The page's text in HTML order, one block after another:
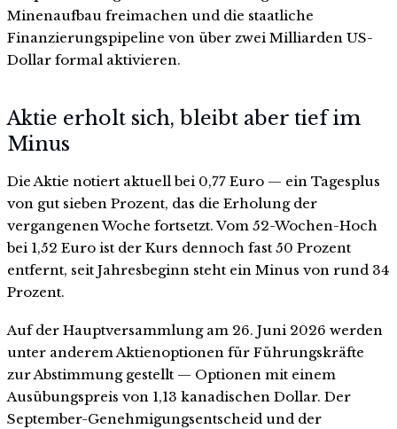
Minenaufbau freimachen und die staatliche
Finanzierungspipeline von über zwei Milliarden US-
Dollar formal aktivieren.
Aktie erholt sich, bleibt aber tief im
Minus
Die Aktie notiert aktuell bei 0,77 Euro — ein Tagesplus
von gut sieben Prozent, das die Erholung der
vergangenen Woche fortsetzt. Vom 52-Wochen-Hoch
bei 1,52 Euro ist der Kurs dennoch fast 50 Prozent
entfernt, seit Jahresbeginn steht ein Minus von rund 34
Prozent.
Auf der Hauptversammlung am 26. Juni 2026 werden
unter anderem Aktienoptionen für Führungskräfte
zur Abstimmung gestellt — Optionen mit einem
Ausübungspreis von 1,13 kanadischen Dollar. Der
September-Genehmigungsentscheid und der